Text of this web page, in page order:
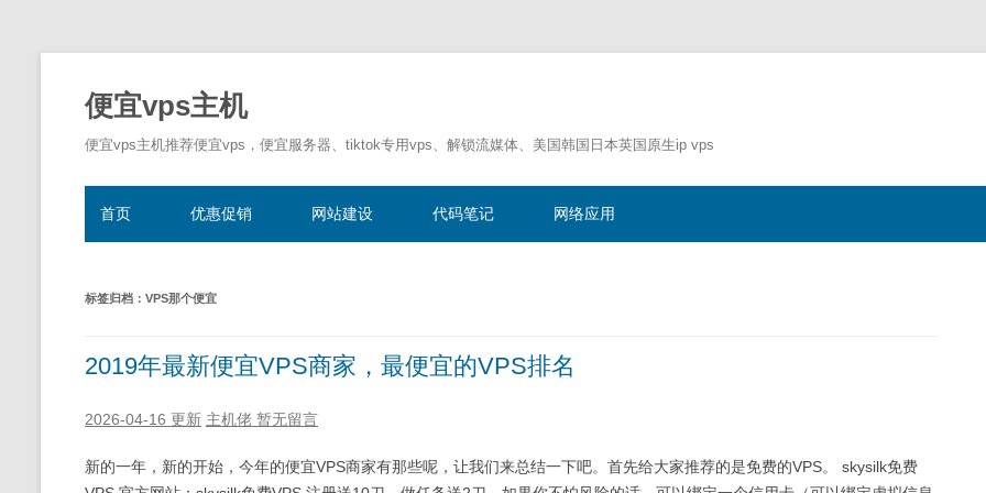
便宜vps主机
便宜vps主机推荐便宜vps，便宜服务器、tiktok专用vps、解锁流媒体、美国韩国日本英国原生ip vps
文
首页 优惠促销 网站建设 代码笔记 网络应用
标签归档： VPS那个便宜
2019年最新便宜VPS商家，最便宜的VPS排名
2026-04-16 更新 主机佬 暂无留言
新的一年，新的开始，今年的便宜VPS商家有那些呢，让我们来总结一下吧。首先给大家推荐的是免费的VPS。 skysilk免费